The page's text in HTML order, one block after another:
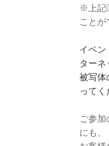
※上記
ことが
イベン
ターネ
被写体
ってく
ご参
にも、